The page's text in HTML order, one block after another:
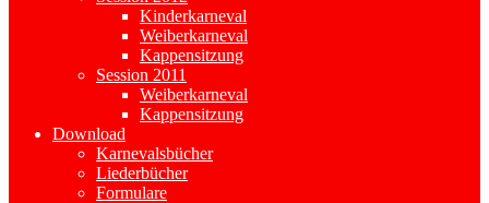
Kinderkarneval
Weiberkarneval
Kappensitzung
Session 2011
Weiberkarneval
Kappensitzung
Download
Karnevalsbücher
Liederbücher
Formulare